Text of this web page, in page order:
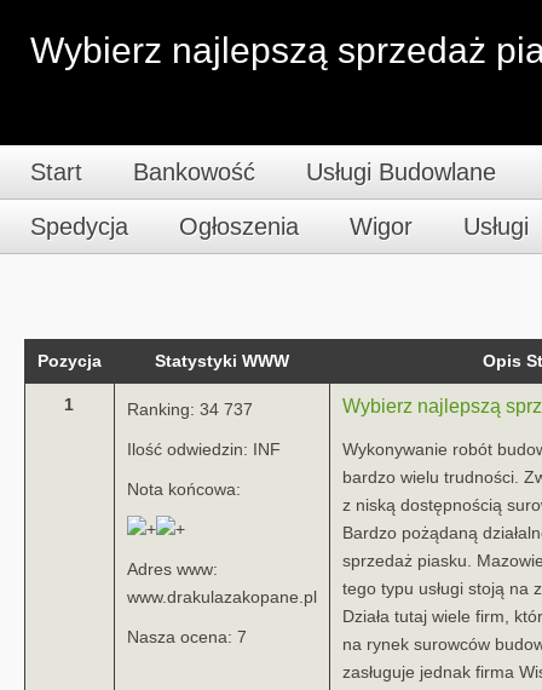
Wybierz najlepszą sprzedaż
Start Bankowość Usługi Budowlane
Spedycja Ogłoszenia Wigor Usługi
Pozycja Statystyki WWW Opis
1 Ranking: 34 737
Ilość odwiedzin: INF
Nota końcowa:
Adres www:
www.drakulazakopane.pl
Nasza ocena: 7
Wybierz najlepszą
Wykonywanie robót
bardzo wielu trudności.
z niską dostępnością
Bardzo pożądaną
sprzedaż piasku.
tego typu usługi stoją na
Działa tutaj wiele firm,
na rynek surowców
zasługuje jednak firma